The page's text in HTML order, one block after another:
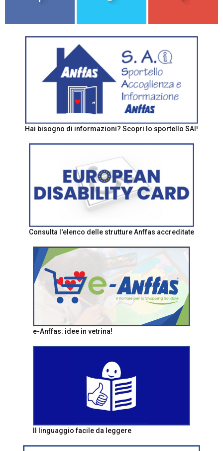
Hai bisogno di informazioni? Scopri lo sportello SAI!
Consulta l'elenco delle strutture Anffas accreditate
e-Anffas: idee in vetrina!
Il linguaggio facile da leggere